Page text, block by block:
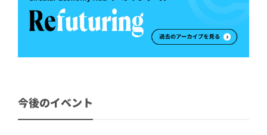
今後のイベント